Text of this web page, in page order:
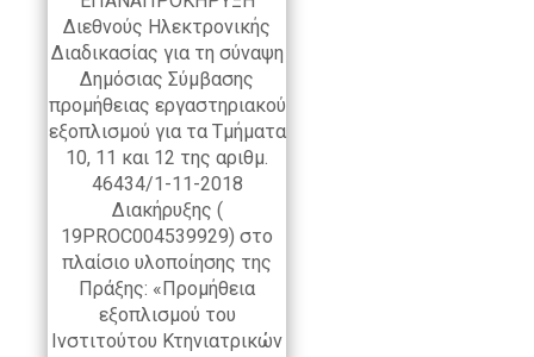
Διεθνούς Ηλεκτρονικής
Διαδικασίας για τη σύναψη
Δημόσιας Σύμβασης
προμήθειας εργαστηριακού
εξοπλισμού για τα Τμήματα
10, 11 και 12 της αριθμ.
46434/1-11-2018
Διακήρυξης (
19PROC004539929) στο
πλαίσιο υλοποίησης της
Πράξης: «Προμήθεια
εξοπλισμού του
Ινστιτούτου Κτηνιατρικών